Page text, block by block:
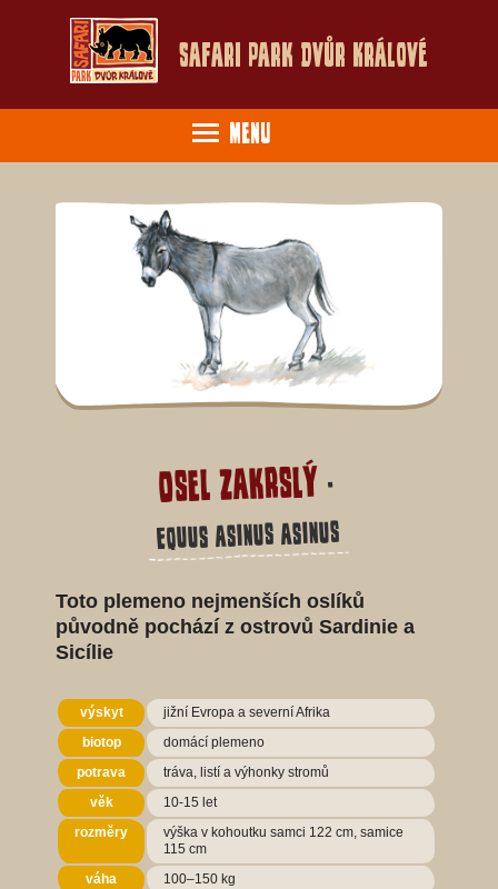
Safari Park Dvůr Králové
Menu
Osel zakrslý-
Equus asinus asinus
Toto plemeno nejmenších oslíků
původně pochází z ostrovů Sardinie a
Sicílie
výskyt
jižní Evropa a severní Afrika
biotop
domácí plemeno
potrava
tráva, listí a výhonky stromů
věk
10-15 let
rozměry
výška v kohoutku samci 122 cm, samice
115 cm
váha
100–150 kg